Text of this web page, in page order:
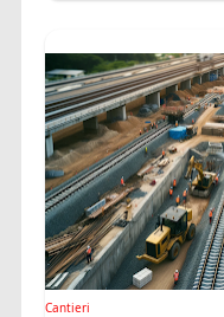
Cantieri